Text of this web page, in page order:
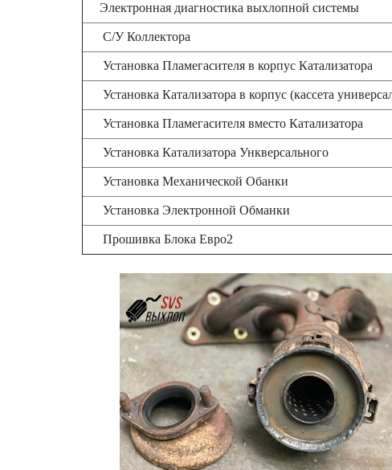
Электронная диагностика выхлопной системы
С/У Коллектора
Установка Пламегасителя в корпус Катализатора
Установка Катализатора в корпус (кассета
Установка Пламегасителя вместо Катализатора
Установка Катализатора Ункверсального
Установка Механической Обанки
Установка Электронной Обманки
Прошивка Блока Евро2